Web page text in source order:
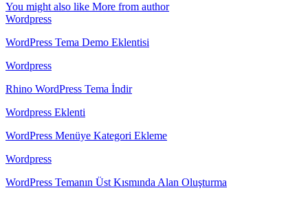
You might also like More from author
Wordpress
WordPress Tema Demo Eklentisi
Wordpress
Rhino WordPress Tema İndir
Wordpress Eklenti
WordPress Menüye Kategori Ekleme
Wordpress
WordPress Temanın Üst Kısmında Alan Oluşturma